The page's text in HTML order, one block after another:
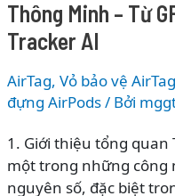
Thông Minh – Từ
Tracker AI
AirTag, Vỏ bảo vệ AirTag
đựng AirPods/ Bởi
1. Giới thiệu tổng
một trong những công
nguyên số, đặc biệt